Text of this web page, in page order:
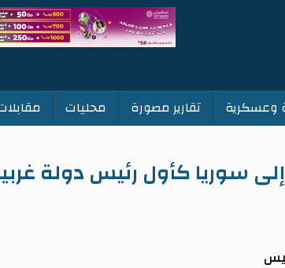
وعسكرية تقارير مصورة محليات
إلى سوريا كأول رئيس دولة